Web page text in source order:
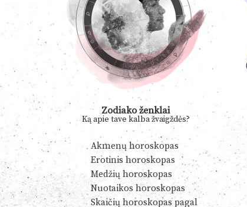
Zodiako ženklai
Ką apie tave kalba žvaigždės?
Akmenų horoskopas
Erotinis horoskopas
Medžių horoskopas
Nuotaikos horoskopas
Skaičių horoskopas pagal